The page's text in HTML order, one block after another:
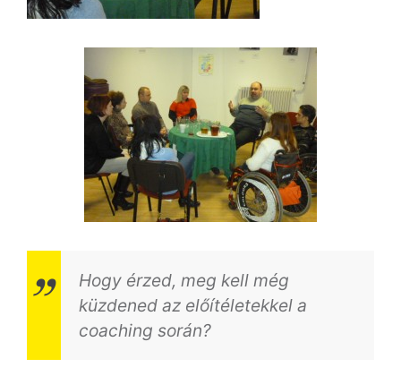
Hogy érzed, meg kell még
küzdened az előítéletekkel a
coaching során?